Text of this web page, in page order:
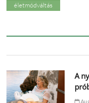
életmódváltás
A